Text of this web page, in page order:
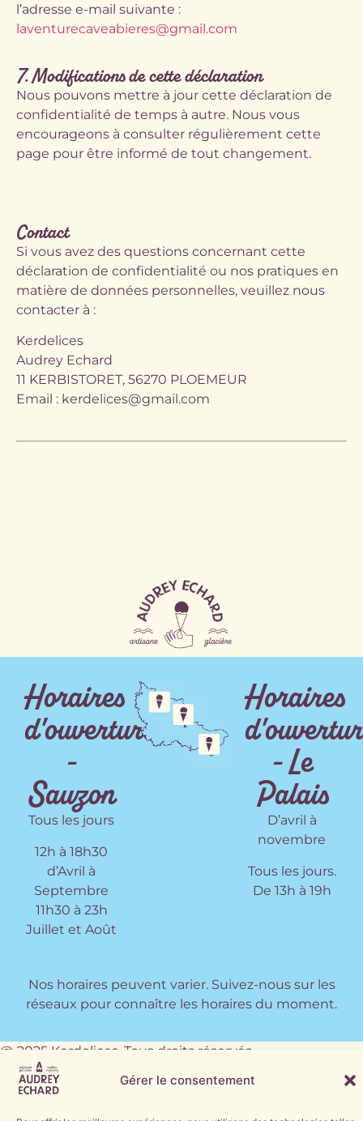
Gérer le consentement
l’adresse e-mail suivante :
laventurecaveabieres@gmail.com
7. Modifications de cette déclaration
Nous pouvons mettre à jour cette déclaration de
confidentialité de temps à autre. Nous vous
encourageons à consulter régulièrement cette
page pour être informé de tout changement.
Contact
Si vous avez des questions concernant cette
déclaration de confidentialité ou nos pratiques en
matière de données personnelles, veuillez nous
contacter à :
Kerdelices
Audrey Echard
11 KERBISTORET, 56270 PLOEMEUR
Email : kerdelices@gmail.com
Horaires
d'ouverture
-
Sauzon
Tous les jours
12h à 18h30
d’Avril à
Septembre
11h30 à 23h
Juillet et Août
Horaires
- Le
Palais
D’avril à
novembre
Tous les jours.
De 13h à 19h
Nos horaires peuvent varier. Suivez-nous sur les
réseaux pour connaître les horaires du moment.
@ 2025 Kerdelices. Tous droits réservés.
Nos Engagements :